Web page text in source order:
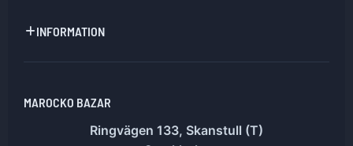
INFORMATION
MAROCKO BAZAR
Ringvägen 133, Skanstull (T)